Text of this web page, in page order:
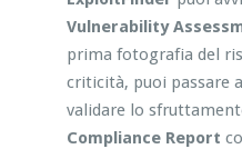
Vulnerability
prima fotografia del
criticità, puoi passare
validare lo
Compliance Report